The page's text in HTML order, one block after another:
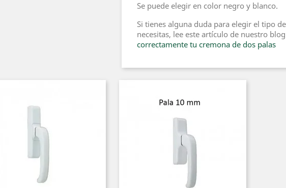
Se puede elegir en color negro y blanco.
Si tienes alguna duda para elegir el tipo
necesitas, lee este artículo de nuestro blog
correctamente tu cremona de dos palas